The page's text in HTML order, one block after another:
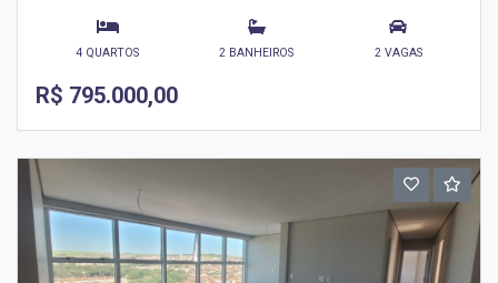
4 QUARTOS 2 BANHEIROS 2 VAGAS
R$ 795.000,00